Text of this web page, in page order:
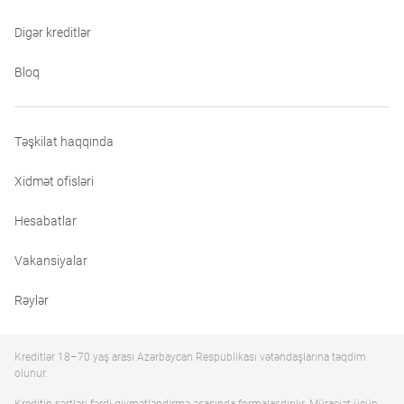
Digər kreditlər
Bloq
Təşkilat haqqında
Xidmət ofisləri
Hesabatlar
Vakansiyalar
Rəylər
Kreditlər 18–70 yaş arası Azərbaycan Respublikası vətəndaşlarına təqdim
olunur.